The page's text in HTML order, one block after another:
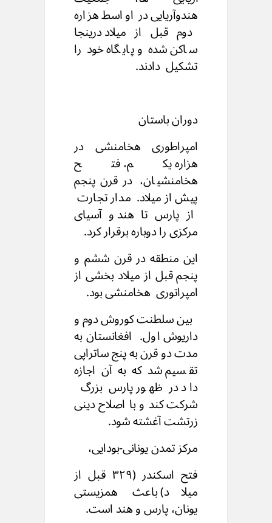
هندوآریایی در اواسط هزاره
دوم قبل از میلاددرينجا
ساکن شده و پایگاه خود را
تشکیل دادند.
دوران باستان
امپراطوری هخامنشی در
هزاره یکم، فتح
هخامنشیان، در قرن پنجم
پیش از میلاد. مدار تجارت
از پارس تا هندو آسیای
مرکزی را دوباره برقرار کرد.
این منطقه در قرن ششم و
پنجم قبل از میلادبخشی از
امپراتوری هخامنشی بود.
بین سلطنت کوروش دوم و
داریوش اول. افغانستان به
مدت دو قرن به پنج ساتراپی
تقسیم شد که به آن اجازه
داد در ظهورپارس بزرگ
شرکت کند و با اصلاح دینی
زرتشت آغشته شود.
مرکز تمدن یونانی-بودایی،
فتح اسکندر (۳۲۹ قبل از
میلاد) باعث همزیستی
یونان، پارس و هند است.